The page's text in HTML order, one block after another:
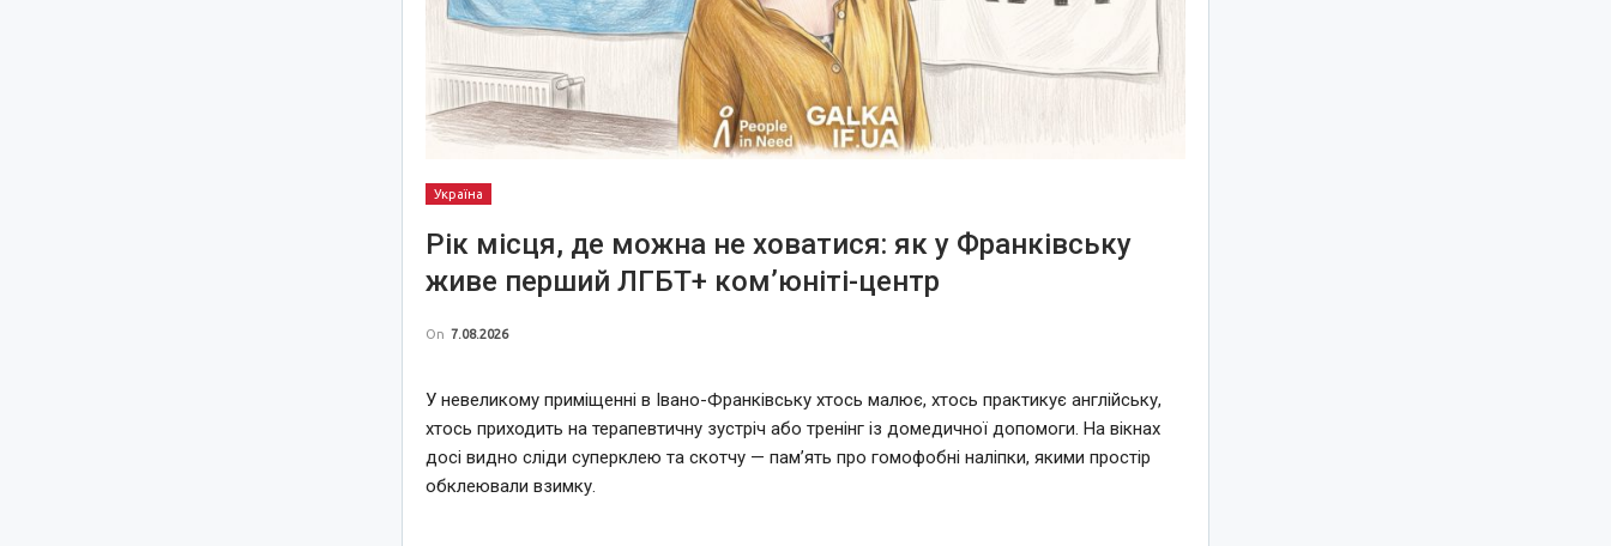
Україна
Рік місця, де можна не ховатися: як у Франківську
живе перший ЛГБТ+ ком’юніті-центр
On 7.08.2026
У невеликому приміщенні в Івано-Франківську хтось малює, хтось практикує англійську,
хтось приходить на терапевтичну зустріч або тренінг із домедичної допомоги. На вікнах
досі видно сліди суперклею та скотчу — пам’ять про гомофобні наліпки, якими простір
обклеювали взимку.